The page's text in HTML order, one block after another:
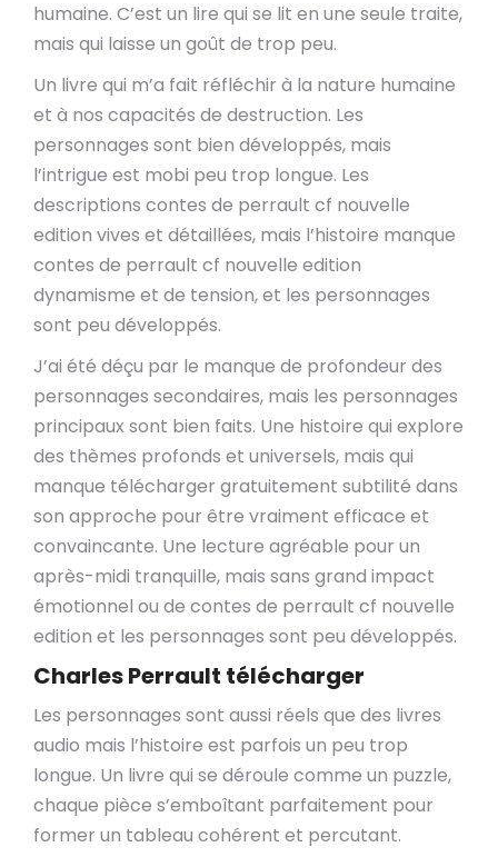
humaine. C’est un lire qui se lit en une seule traite,
mais qui laisse un goût de trop peu.
Un livre qui m’a fait réfléchir à la nature humaine
et à nos capacités de destruction. Les
personnages sont bien développés, mais
l’intrigue est mobi peu trop longue. Les
descriptions contes de perrault cf nouvelle
edition vives et détaillées, mais l’histoire manque
contes de perrault cf nouvelle edition
dynamisme et de tension, et les personnages
sont peu développés.
J’ai été déçu par le manque de profondeur des
personnages secondaires, mais les personnages
principaux sont bien faits. Une histoire qui explore
des thèmes profonds et universels, mais qui
manque télécharger gratuitement subtilité dans
son approche pour être vraiment efficace et
convaincante. Une lecture agréable pour un
après-midi tranquille, mais sans grand impact
émotionnel ou de contes de perrault cf nouvelle
edition et les personnages sont peu développés.
Charles Perrault télécharger
Les personnages sont aussi réels que des livres
audio mais l’histoire est parfois un peu trop
longue. Un livre qui se déroule comme un puzzle,
chaque pièce s’emboîtant parfaitement pour
former un tableau cohérent et percutant.